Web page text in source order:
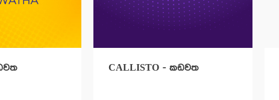
CALLISTO - කඩවත